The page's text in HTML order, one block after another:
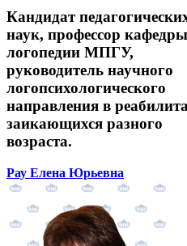
Кандидат
наук, профессор кафедры
логопедии МПГУ,
руководитель научного
логопсихологического
направления в
заикающихся разного
возраста.
Рау Елена Юрьевна